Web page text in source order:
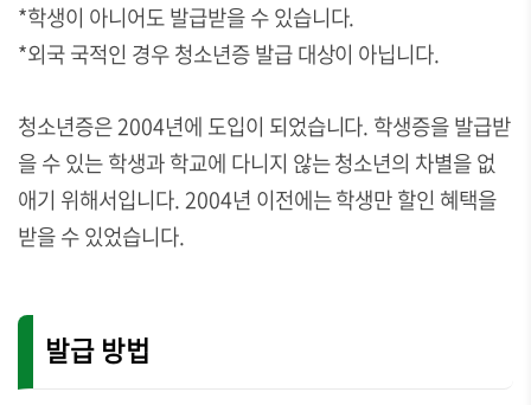
*학생이 아니어도 발급받을 수 있습니다.
*외국 국적인 경우 청소년증 발급 대상이 아닙니다.
청소년증은 2004년에 도입이 되었습니다. 학생증을 발급받
을 수 있는 학생과 학교에 다니지 않는 청소년의 차별을 없
애기 위해서입니다. 2004년 이전에는 학생만 할인 혜택을
받을 수 있었습니다.
발급 방법